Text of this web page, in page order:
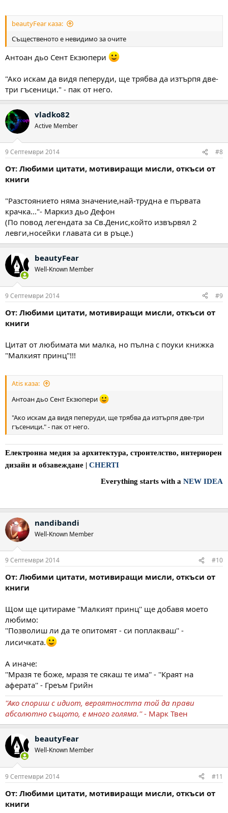
beautyFear каза:
Същественото е невидимо за очите
Антоан дьо Сент Екзюпери
"Ако искам да видя пеперуди, ще трябва да изтърпя две-
три гъсеници." - пак от него.
vladko82
Active Member
9 Септември 2014 #8
От: Любими цитати, мотивиращи мисли, откъси от
книги
"Разстоянието няма значение,най-трудна е първата
крачка..."- Маркиз дьо Дефон
(По повод легендата за Св.Денис,който извървял 2
левги,носейки главата си в ръце.)
beautyFear
Well-Known Member
9 Септември 2014 #9
От: Любими цитати, мотивиращи мисли, откъси от
книги
Цитат от любимата ми малка, но пълна с поуки книжка
"Малкият принц"!!!
Atis каза:
Антоан дьо Сент Екзюпери
"Ако искам да видя пеперуди, ще трябва да изтърпя две-три
гъсеници." - пак от него.
Електронна медия за архитектура, строителство, интериорен
дизайн и обзавеждане | CHERTI
Everything starts with a NEW IDEA
nandibandi
Well-Known Member
9 Септември 2014 #10
От: Любими цитати, мотивиращи мисли, откъси от
книги
Щом ще цитираме ''Малкият принц'' ще добавя моето
любимо:
''Позволиш ли да те опитомят - си поплакваш'' -
лисичката.
А иначе:
''Мразя те боже, мразя те сякаш те има'' - ''Краят на
аферата'' - Греъм Грийн
''Ако спориш с идиот, вероятността той да прави
абсолютно същото, е много голяма.''- Марк Твен
beautyFear
Well-Known Member
9 Септември 2014 #11
От: Любими цитати, мотивиращи мисли, откъси от
книги